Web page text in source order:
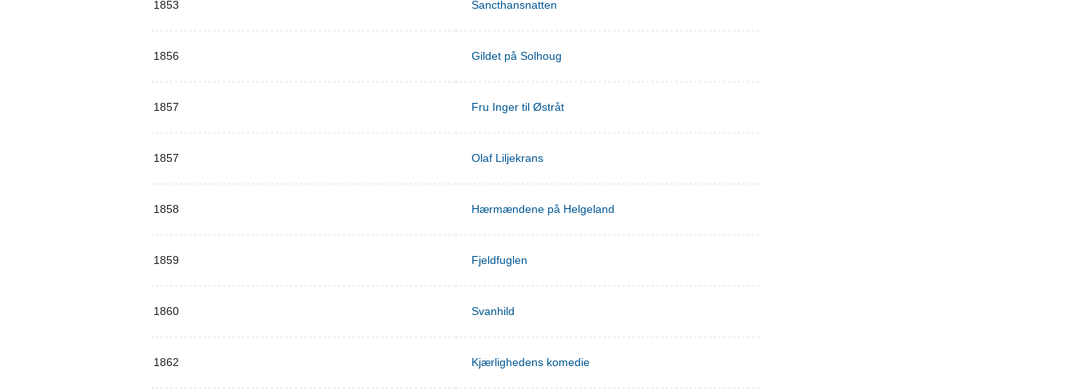
1853 Sancthansnatten
1856 Gildet på Solhoug
1857 Fru Inger til Østråt
1857 Olaf Liljekrans
1858 Hærmændene på Helgeland
1859 Fjeldfuglen
1860 Svanhild
1862 Kjærlighedens komedie